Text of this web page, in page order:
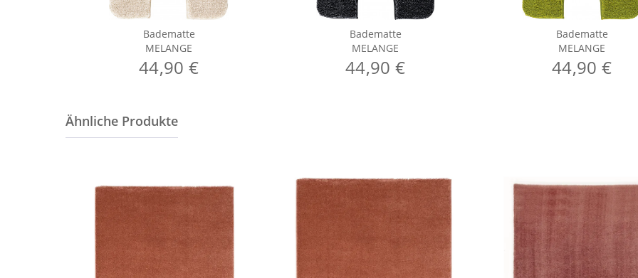
Badematte
MELANGE
44,90 €
Badematte
MELANGE
44,90 €
Badematte
MELANGE
44,90 €